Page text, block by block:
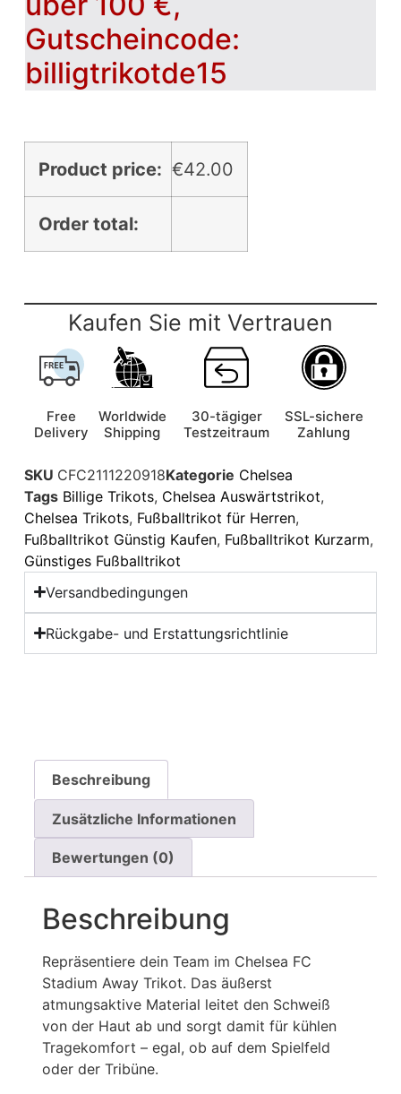
Gutscheincode:
billigtrikotde15
Product price: €42.00
Order total:
Kaufen Sie mit Vertrauen
Free
Delivery
Worldwide
Shipping
30-tägiger
Testzeitraum
SSL-sichere
Zahlung
SKU CFC2111220918Kategorie Chelsea
Tags Billige Trikots, Chelsea Auswärtstrikot,
Chelsea Trikots, Fußballtrikot für Herren,
Fußballtrikot Günstig Kaufen, Fußballtrikot Kurzarm,
Günstiges Fußballtrikot
Versandbedingungen
Rückgabe- und Erstattungsrichtlinie
Beschreibung
Zusätzliche Informationen
Bewertungen (0)
Beschreibung
Repräsentiere dein Team im Chelsea FC
Stadium Away Trikot. Das äußerst
atmungsaktive Material leitet den Schweiß
von der Haut ab und sorgt damit für kühlen
Tragekomfort – egal, ob auf dem Spielfeld
oder der Tribüne.